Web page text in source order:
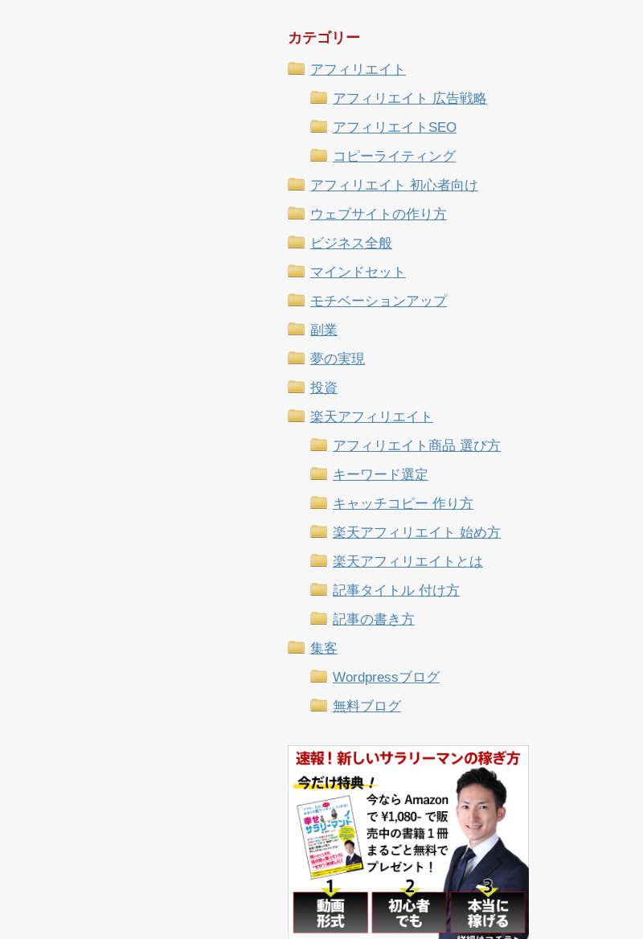
カテゴリー
アフィリエイト
アフィリエイト 広告戦略
アフィリエイトSEO
コピーライティング
アフィリエイト 初心者向け
ウェブサイトの作り方
ビジネス全般
マインドセット
モチベーションアップ
副業
夢の実現
投資
楽天アフィリエイト
アフィリエイト商品 選び方
キーワード選定
キャッチコピー 作り方
楽天アフィリエイト 始め方
楽天アフィリエイトとは
記事タイトル 付け方
記事の書き方
集客
Wordpressブログ
無料ブログ